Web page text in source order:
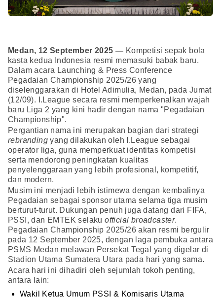
Medan, 12 September 2025 — Kompetisi sepak bola
kasta kedua Indonesia resmi memasuki babak baru.
Dalam acara Launching & Press Conference
Pegadaian Championship 2025/26 yang
diselenggarakan di Hotel Adimulia, Medan, pada Jumat
(12/09). I.League secara resmi memperkenalkan wajah
baru Liga 2 yang kini hadir dengan nama "Pegadaian
Championship".
Pergantian nama ini merupakan bagian dari strategi
rebranding yang dilakukan oleh I.League sebagai
operator liga, guna memperkuat identitas kompetisi
serta mendorong peningkatan kualitas
penyelenggaraan yang lebih profesional, kompetitif,
dan modern.
Musim ini menjadi lebih istimewa dengan kembalinya
Pegadaian sebagai sponsor utama selama tiga musim
berturut-turut. Dukungan penuh juga datang dari FIFA,
PSSI, dan EMTEK selakuofficial broadcaster.
Pegadaian Championship 2025/26 akan resmi bergulir
pada 12 September 2025, dengan laga pembuka antara
PSMS Medan melawan Persekat Tegal yang digelar di
Stadion Utama Sumatera Utara pada hari yang sama.
Acara hari ini dihadiri oleh sejumlah tokoh penting,
antara lain:
Wakil Ketua Umum PSSI & Komisaris Utama